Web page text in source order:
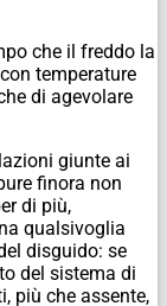
che il freddo la
temperature
di agevolare
giunte ai
finora non
di più,
qualsivoglia
disguido: se
del sistema di
più che assente,